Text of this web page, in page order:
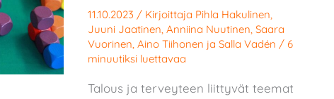
11.10.2023 / Kirjoittaja Pihla Hakulinen
Juuni Jaatinen Anniina Nuutinen Saara
Vuorinen Aino Tiihonen ja Salla Vadén / 6
minuutiksi luettavaa
Talous ja terveyteen liittyvät teemat